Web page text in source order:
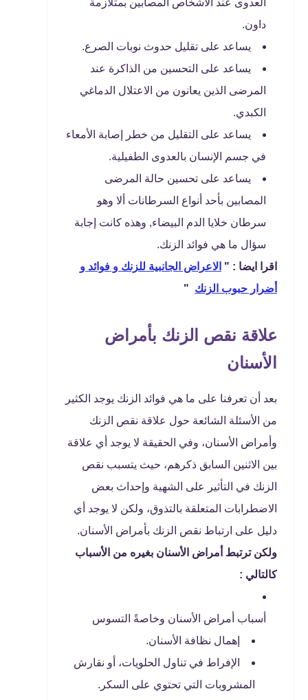
العدوى عند الأشخاص المصابين بمتلازمة
داون.
يساعد على تقليل حدوث نوبات الصرع.
يساعد على التحسين من الذاكرة عند
المرضى الذين يعانون من الاعتلال الدماغي
الكبدي.
يساعد على التقليل من خطر إصابة الأمعاء
في جسم الإنسان بالعدوى الطفيلية.
يساعد على تحسين حالة المرضى
المصابين بأحد أنواع السرطانات ألا وهو
سرطان خلايا الدم البيضاء, وهذه كانت إجابة
سؤال ما هي فوائد الزنك.
اقرا ايضا : " الاعراض الجانبية للزنك و فوائد و
أضرار حبوب الزنك "
علاقة نقص الزنك بأمراض
الأسنان
بعد أن تعرفنا على ما هي فوائد الزنك يوجد الكثير
من الأسئلة الشائعة حول علاقة نقص الزنك
وأمراض الأسنان، وفي الحقيقة لا يوجد أي علاقة
بين الاثنين السابق ذكرهم، حيث يتسبب نقص
الزنك في التأثير على الشهية وإحداث بعض
الاضطرابات المتعلقة بالتذوق، ولكن لا يوجد أي
دليل على ارتباط نقص الزنك بأمراض الأسنان.
ولكن ترتبط أمراض الأسنان بغيره من الأسباب
كالتالي :
أسباب أمراض الأسنان وخاصةً التسوس
إهمال نظافة الأسنان.
الإفراط في تناول الحلويات، أو نقارش
المشروبات التي تحتوي على السكر.